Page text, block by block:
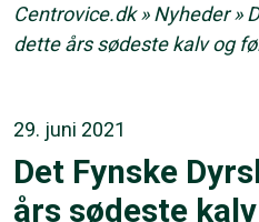
Centrovice.dk»Nyheder»
dette års sødeste kalv og
29. juni 2021
Det Fynske
års sødeste